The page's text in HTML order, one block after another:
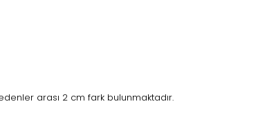
arası 2 cm fark bulunmaktadır.